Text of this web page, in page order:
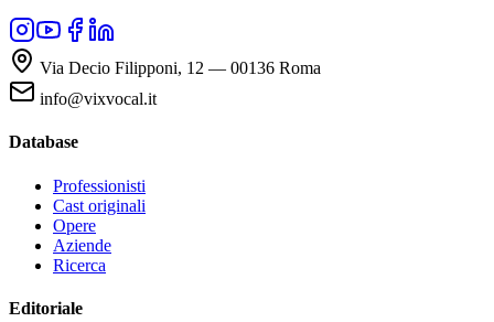
Via Decio Filipponi, 12 — 00136 Roma
info@vixvocal.it
Database
Professionisti
Cast originali
Opere
Aziende
Ricerca
Editoriale